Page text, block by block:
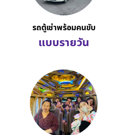
รถตู้เช่าพร้อมคนขับ
แบบรายวัน